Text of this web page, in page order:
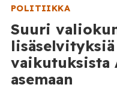
POLITIIKKA
Suuri
vaikutuksista
asemaan